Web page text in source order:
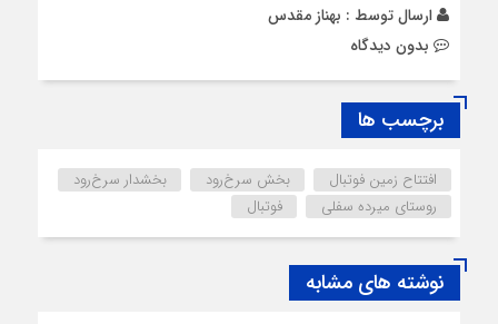
ارسال توسط : بهناز مقدس
بدون دیدگاه
برچسب ها
افتتاح زمین فوتبال بخش سرخ‌رود
بخشدار سرخ‌رود
روستای میرده سفلی
فوتبال
نوشته های مشابه